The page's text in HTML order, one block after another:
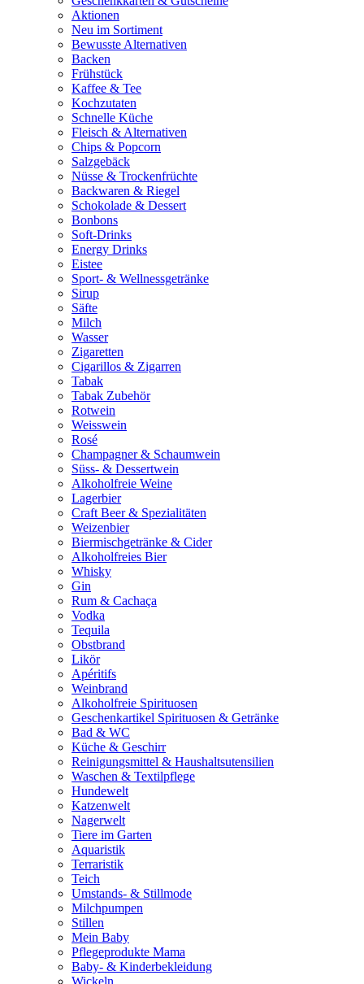
Aktionen
Neu im Sortiment
Bewusste Alternativen
Backen
Frühstück
Kaffee & Tee
Kochzutaten
Schnelle Küche
Fleisch & Alternativen
Chips & Popcorn
Salzgebäck
Nüsse & Trockenfrüchte
Backwaren & Riegel
Schokolade & Dessert
Bonbons
Soft-Drinks
Energy Drinks
Eistee
Sport- & Wellnessgetränke
Sirup
Säfte
Milch
Wasser
Zigaretten
Cigarillos & Zigarren
Tabak
Tabak Zubehör
Rotwein
Weisswein
Rosé
Champagner & Schaumwein
Süss- & Dessertwein
Alkoholfreie Weine
Lagerbier
Craft Beer & Spezialitäten
Weizenbier
Biermischgetränke & Cider
Alkoholfreies Bier
Whisky
Gin
Rum & Cachaça
Vodka
Tequila
Obstbrand
Likör
Apéritifs
Weinbrand
Alkoholfreie Spirituosen
Geschenkartikel Spirituosen & Getränke
Bad & WC
Küche & Geschirr
Reinigungsmittel & Haushaltsutensilien
Waschen & Textilpflege
Hundewelt
Katzenwelt
Nagerwelt
Tiere im Garten
Aquaristik
Terraristik
Teich
Umstands- & Stillmode
Milchpumpen
Stillen
Mein Baby
Pflegeprodukte Mama
Baby- & Kinderbekleidung
Wickeln